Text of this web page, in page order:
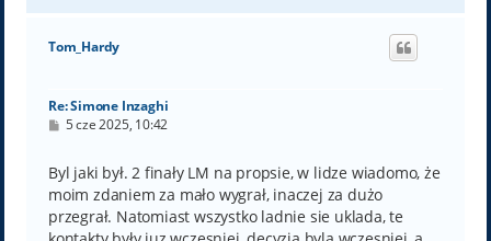
g
Tom_Hardy
Re: Simone Inzaghi
P
t
5 cze 2025, 10:42
Byl jaki był. 2 finały LM na propsie, w lidze wiadomo, że
moim zdaniem za mało wygrał, inaczej za dużo
przegrał. Natomiast wszystko ladnie sie uklada, te